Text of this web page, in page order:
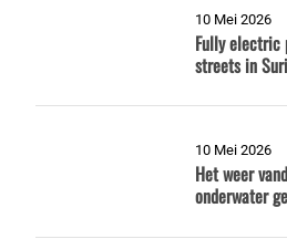
10 Mei 2026
Fully electric
streets in
10 Mei 2026
Het weer
onderwater